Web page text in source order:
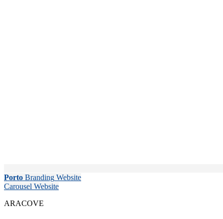
Porto Branding Website
Carousel Website
ARACOVE